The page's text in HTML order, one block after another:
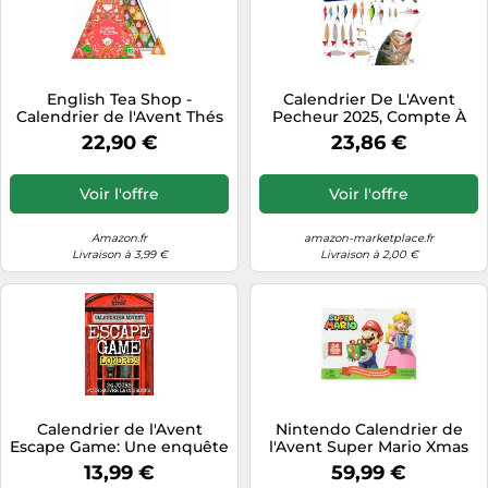
English Tea Shop -
Calendrier de l'Avent Thés
& Infusions bio Triangle
rouge - 25 sachets de thé
avant Noël - Idée cadeau
Noël femme ou homme
22,90 €
Voir l'offre
Amazon.fr
Livraison à 3,99 €
Calendrier De L'Avent
Pecheur 2025, Compte À
Rebours Festif Avec 24
Leurres De Pêche Uniques,
Calendrier De L'Avent Pour
Hommes 2025 24 Jours De
De Noël
23,86 €
Voir l'offre
amazon-marketplace.fr
Livraison à 2,00 €
Calendrier de l'Avent
Escape Game: Une enquête
captivante dans les rues de
Londres - Idée cadeau de
13,99 €
Nintendo Calendrier de
l'Avent Super Mario Xmas
59,99 €